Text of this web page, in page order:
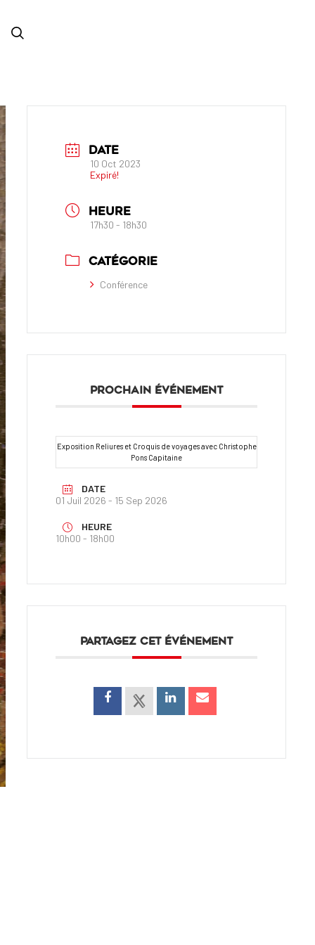
DATE
10 Oct 2023
Expiré!
HEURE
17h30 - 18h30
CATÉGORIE
Conférence
PROCHAIN ÉVÉNEMENT
Exposition Reliures et Croquis de voyages avec Christophe
Pons Capitaine
DATE
01 Juil 2026 - 15 Sep 2026
HEURE
10h00 - 18h00
PARTAGEZ CET ÉVÉNEMENT